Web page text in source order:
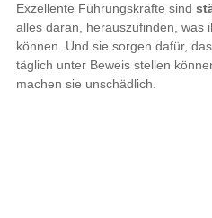
Exzellente Führungskräfte sind
alles daran, herauszufinden, was
können. Und sie sorgen dafür,
täglich unter Beweis stellen
machen sie unschädlich.